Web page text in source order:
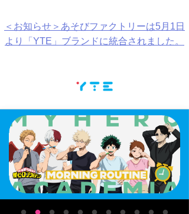
＜お知らせ＞あそびファクトリーは5月1日
より「YTE」ブランドに統合されました。